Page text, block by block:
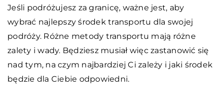
Jeśli podróżujesz za granicę, ważne jest, aby
wybrać najlepszy środek transportu dla swojej
podróży. Różne metody transportu mają różne
zalety i wady. Będziesz musiał więc zastanowić się
nad tym, na czym najbardziej Ci zależy i jaki środek
będzie dla Ciebie odpowiedni.